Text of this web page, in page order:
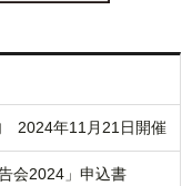
2024年11月21日開催
会2024」申込書